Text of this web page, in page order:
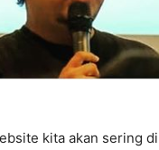
kita akan sering